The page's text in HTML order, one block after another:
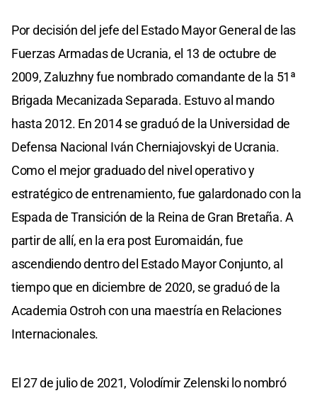
Por decisión del jefe del Estado Mayor General de las
Fuerzas Armadas de Ucrania, el 13 de octubre de
2009, Zaluzhny fue nombrado comandante de la 51ª
Brigada Mecanizada Separada. Estuvo al mando
hasta 2012. En 2014 se graduó de la Universidad de
Defensa Nacional Iván Cherniajovskyi de Ucrania.
Como el mejor graduado del nivel operativo y
estratégico de entrenamiento, fue galardonado con la
Espada de Transición de la Reina de Gran Bretaña. A
partir de allí, en la era post Euromaidán, fue
ascendiendo dentro del Estado Mayor Conjunto, al
tiempo que en diciembre de 2020, se graduó de la
Academia Ostroh con una maestría en Relaciones
Internacionales.
El 27 de julio de 2021, Volodímir Zelenski lo nombró